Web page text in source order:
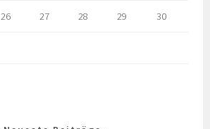
26 27 28 29 30